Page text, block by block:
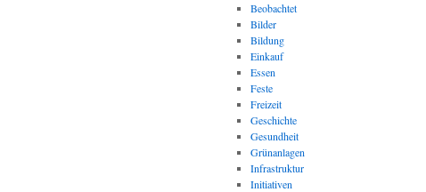
Beobachtet
Bilder
Bildung
Einkauf
Essen
Feste
Freizeit
Geschichte
Gesundheit
Grünanlagen
Infrastruktur
Initiativen